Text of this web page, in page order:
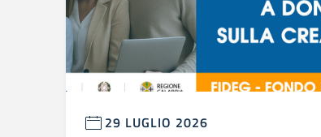
29 LUGLIO 2026